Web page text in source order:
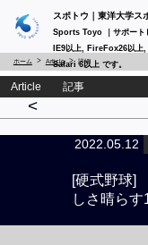
スポトウ｜東洋大学ス
Sports Toyo ｜サポート
IE9以上, FireFox26以上
Safari 6以上 です。
ホーム Article 詳細
Article 記事
<
2022.05.12
[硬式野球]
しさ晴らす